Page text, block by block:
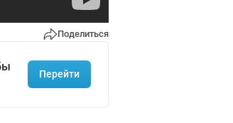
Поделиться
Перейти